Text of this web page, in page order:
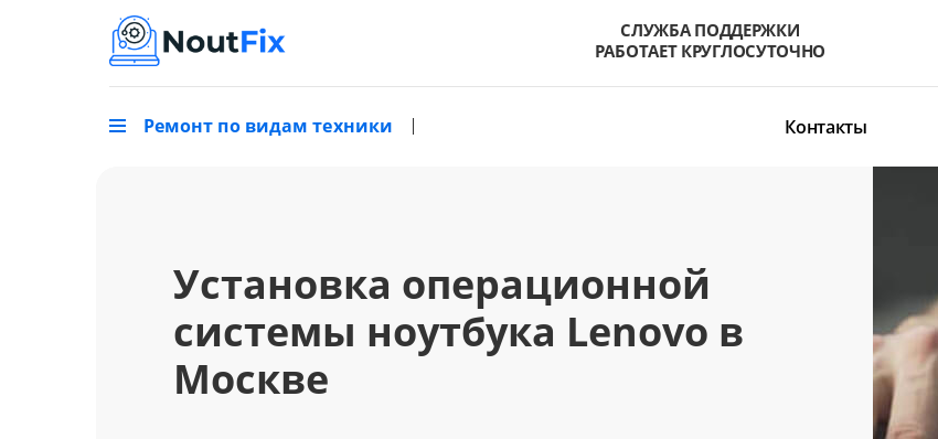
СЛУЖБА ПОДДЕРЖКИ
РАБОТАЕТ КРУГЛОСУТОЧНО
Ремонт по видам техники Контакты
Установка операционной
системы ноутбука Lenovo в
Москве